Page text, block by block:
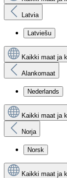
Latvia
Latviešu
Kaikki maat ja
Alankomaat
Nederlands
Kaikki maat ja
Norja
Norsk
Kaikki maat ja